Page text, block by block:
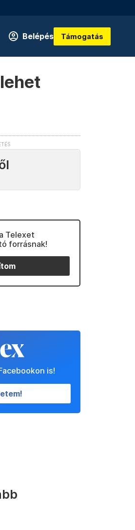
Belépés Támogatás
Telexet
forrásnak!
is!